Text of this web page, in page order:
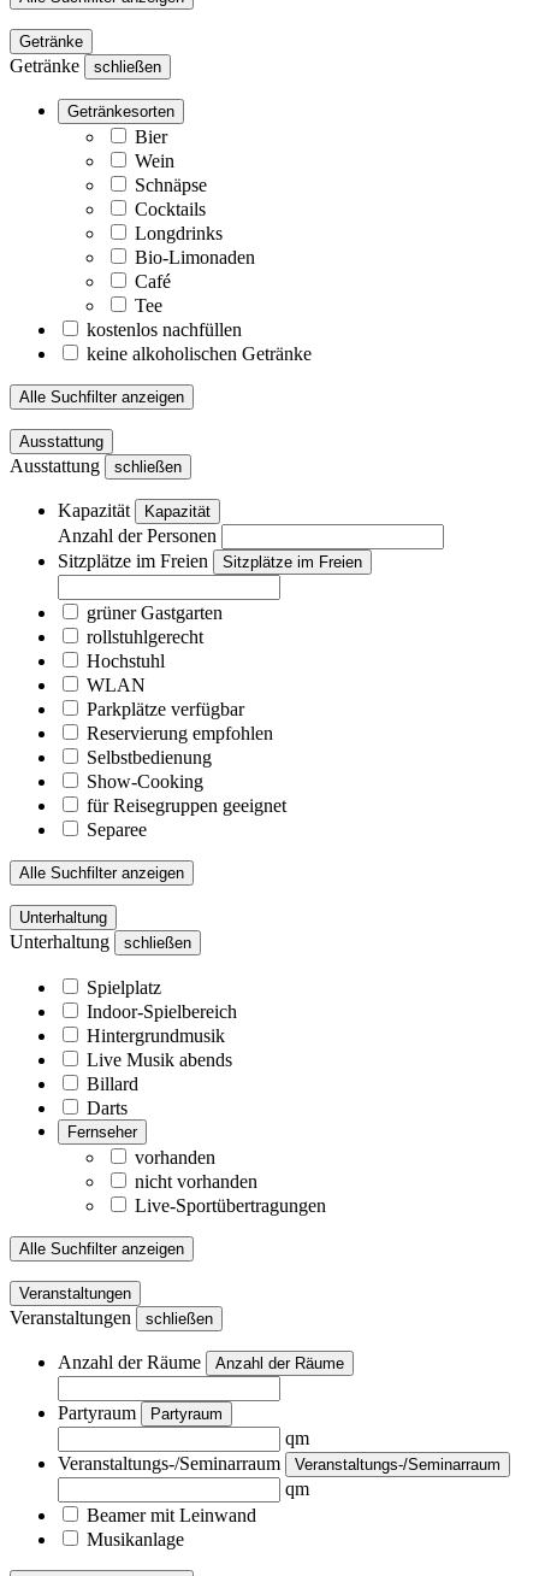
Getränke
Getränke schließen
Getränkesorten
Bier
Wein
Schnäpse
Cocktails
Longdrinks
Bio-Limonaden
Café
Tee
kostenlos nachfüllen
keine alkoholischen Getränke
Alle Suchfilter anzeigen
Ausstattung
Ausstattung schließen
Kapazität Kapazität
Anzahl der Personen
Sitzplätze im Freien
Sitzplätze im Freien
grüner Gastgarten
rollstuhlgerecht
Hochstuhl
WLAN
Parkplätze verfügbar
Reservierung empfohlen
Selbstbedienung
Show-Cooking
für Reisegruppen geeignet
Separee
Alle Suchfilter anzeigen
Unterhaltung
Unterhaltung schließen
Spielplatz
Indoor-Spielbereich
Hintergrundmusik
Live Musik abends
Billard
Darts
Fernseher
vorhanden
nicht vorhanden
Live-Sportübertragungen
Alle Suchfilter anzeigen
Veranstaltungen
Veranstaltungen schließen
Anzahl der Räume Anzahl der Räume
Partyraum Partyraum
qm
Veranstaltungs-/Seminarraum
Veranstaltungs-/Seminarraum
qm
Beamer mit Leinwand
Musikanlage